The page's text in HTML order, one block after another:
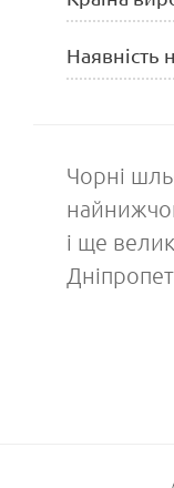
Наявність
Чорні
і ще